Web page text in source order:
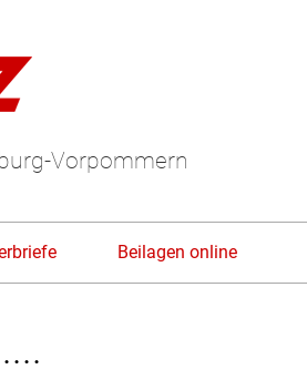
Vorpommern
Beilagen online